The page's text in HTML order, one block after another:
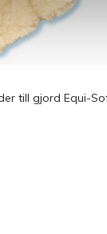
till gjord Equi-